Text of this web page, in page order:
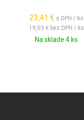
23,41 € s DPH / ks
19,03 € bez DPH / ks
Na sklade 4 ks